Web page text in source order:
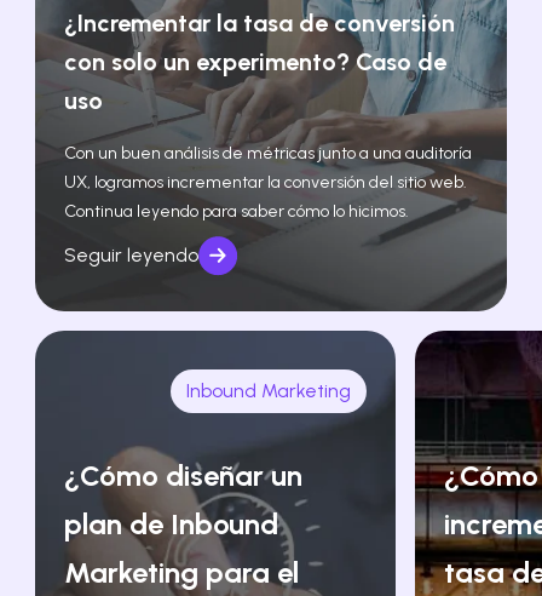
¿Incrementar la tasa de conversión
con solo un experimento? Caso de
uso
Con un buen análisis de métricas junto a una auditoría
UX, logramos incrementar la conversión del sitio web.
Continua leyendo para saber cómo lo hicimos.
Seguir leyendo
Inbound Marketing
¿Cómo diseñar un
plan de Inbound
Marketing para el
¿Cómo
tasa